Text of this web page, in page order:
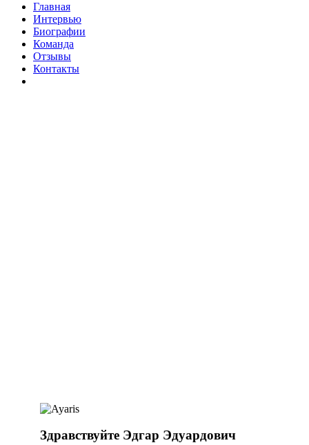
Главная
Интервью
Биографии
Команда
Отзывы
Контакты
Здравствуйте Эдгар Эдуардович